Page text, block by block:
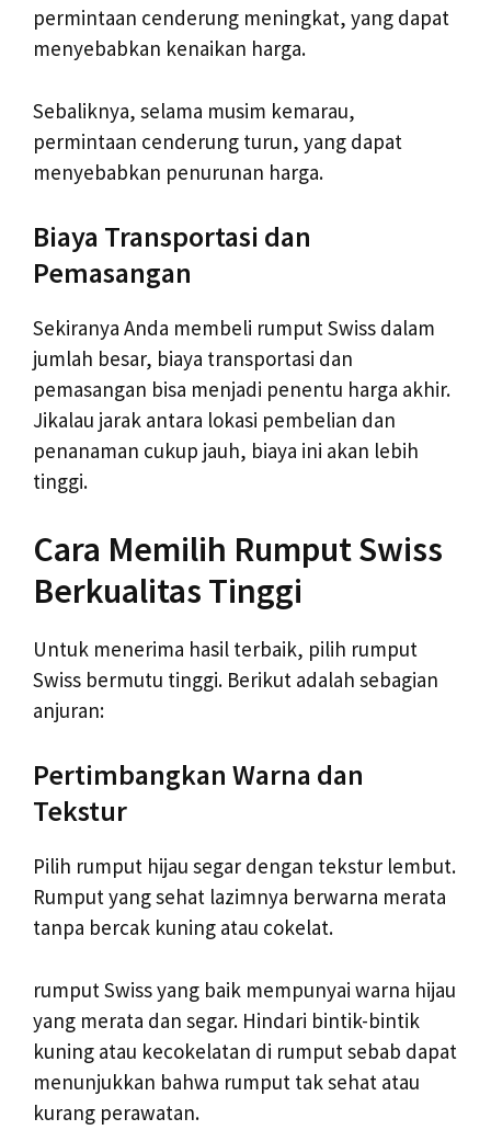
permintaan cenderung meningkat, yang dapat
menyebabkan kenaikan harga.
Sebaliknya, selama musim kemarau,
permintaan cenderung turun, yang dapat
menyebabkan penurunan harga.
Biaya Transportasi dan
Pemasangan
Sekiranya Anda membeli rumput Swiss dalam
jumlah besar, biaya transportasi dan
pemasangan bisa menjadi penentu harga akhir.
Jikalau jarak antara lokasi pembelian dan
penanaman cukup jauh, biaya ini akan lebih
tinggi.
Cara Memilih Rumput Swiss
Berkualitas Tinggi
Untuk menerima hasil terbaik, pilih rumput
Swiss bermutu tinggi. Berikut adalah sebagian
anjuran:
Pertimbangkan Warna dan
Tekstur
Pilih rumput hijau segar dengan tekstur lembut.
Rumput yang sehat lazimnya berwarna merata
tanpa bercak kuning atau cokelat.
rumput Swiss yang baik mempunyai warna hijau
yang merata dan segar. Hindari bintik-bintik
kuning atau kecokelatan di rumput sebab dapat
menunjukkan bahwa rumput tak sehat atau
kurang perawatan.